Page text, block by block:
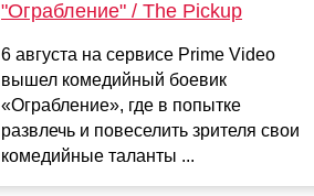
"Ограбление" / The Pickup
6 августа на сервисе Prime Video
вышел комедийный боевик
«Ограбление», где в попытке
развлечь и повеселить зрителя свои
комедийные таланты ...